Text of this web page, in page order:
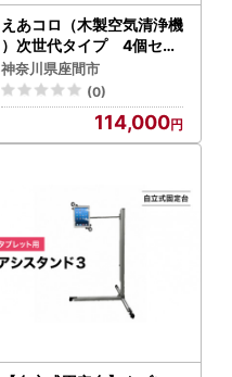
えあコロ（木製空気清浄機
）次世代タイプ 4個セッ
ト
神奈川県座間市
(0)
114,000